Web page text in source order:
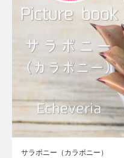
サラボニー（カラボニー）